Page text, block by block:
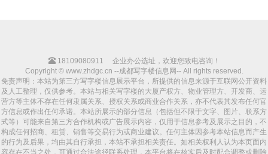
18109080911
企业办公选址，欢迎您致电咨询！
Copyright © www.zhdgc.cn --成都写字楼信息网-- All rights reserved.
免责声明：本站为第三方写字楼信息展示平台，所提供的信息来源于互联网公开资料
及人工整理，仅供参考。本站与相关写字楼的大厦产权方、物业管理方、开发商、运
营方等主体不存在任何隶属关系、授权关系或商业合作关系，亦不代表其发布任何官
方信息或作出任何承诺。本站所展示的部分信息（包括但不限于文字、图片、联系方
式等）可能来自第三方合作机构或广告展示内容，仅用于信息参考及展示之目的，不
构成任何招商、租赁、销售等交易行为或商业建议。任何主体因参考本站信息而产生
的行为及后果，均由其自行承担，本站不承担相关责任。如相关权利人认为本页面内